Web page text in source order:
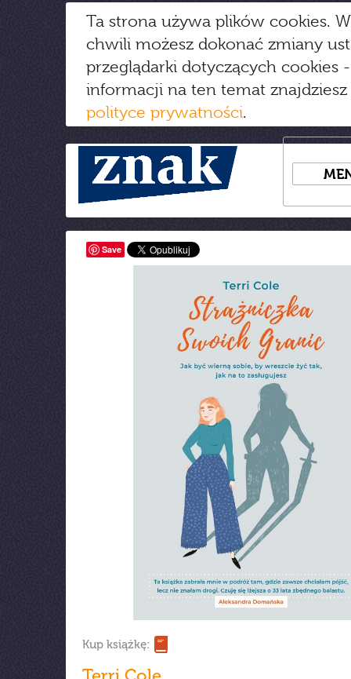
Ta strona używa plików cookies.
chwili możesz dokonać zmiany
przeglądarki dotyczących cookies
informacji na ten temat
polityce prywatności.
Save
Kup książkę: